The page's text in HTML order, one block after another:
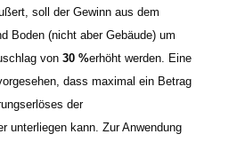
soll der Gewinn aus dem
Boden (nicht aber Gebäude) um
von 30 %erhöht wer­den. Eine
dass maxi­mal ein Betrag
der
unter­lie­gen kann. Zur Anwendung